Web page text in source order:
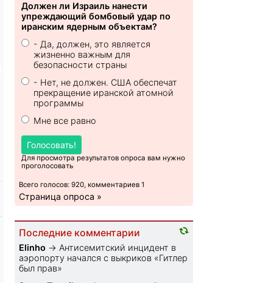
Должен ли Израиль нанести
упреждающий бомбовый удар по
иранским ядерным объектам?
- Да, должен, это является
жизненно важным для
безопасности страны
- Нет, не должен. США обеспечат
прекращение иранской атомной
программы
Мне все равно
Голосовать!
Для просмотра результатов опроса вам нужно
проголосовать
Всего голосов: 920, комментариев 1
Страница опроса »
Последние комментарии
Elinho → Антисемитский инцидент в
аэропорту начался с выкриков «Гитлер
был прав»